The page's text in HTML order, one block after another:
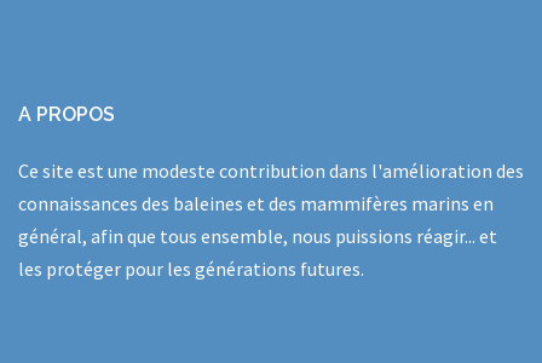
A PROPOS
Ce site est une modeste contribution dans l'amélioration des
connaissances des baleines et des mammifères marins en
général, afin que tous ensemble, nous puissions réagir... et
les protéger pour les générations futures.